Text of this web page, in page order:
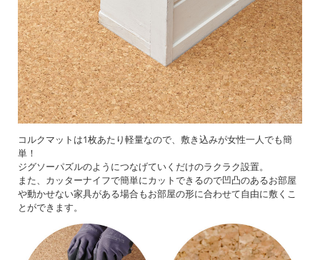
コルクマットは1枚あたり軽量なので、敷き込みが女性一人でも簡
単！
ジグソーパズルのようにつなげていくだけのラクラク設置。
また、カッターナイフで簡単にカットできるので凹凸のあるお部屋
や動かせない家具がある場合もお部屋の形に合わせて自由に敷くこ
とができます。